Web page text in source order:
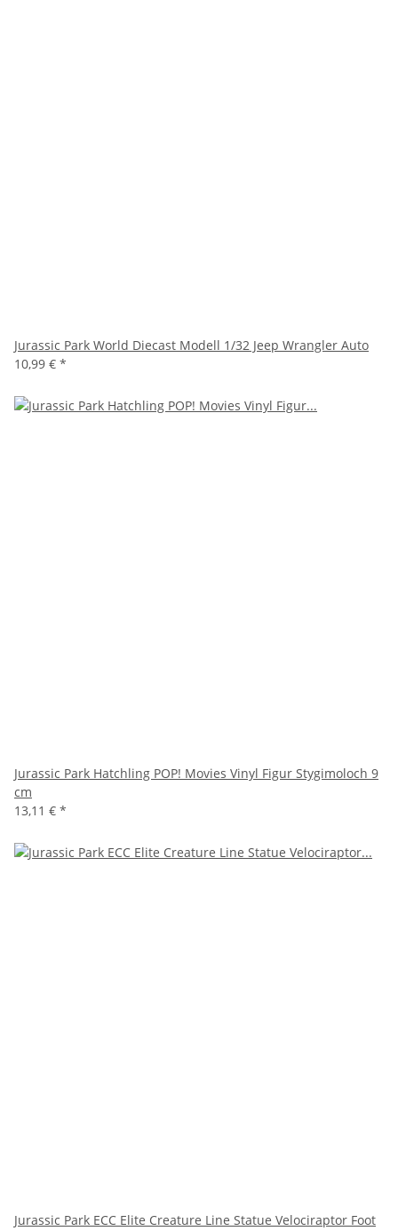
Jurassic Park World Diecast Modell 1/32 Jeep Wrangler Auto
10,99 € *
Jurassic Park Hatchling POP! Movies Vinyl Figur Stygimoloch 9
cm
13,11 € *
Jurassic Park ECC Elite Creature Line Statue Velociraptor Foot